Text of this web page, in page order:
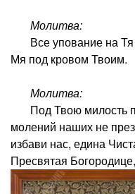
Молитва:
Все упование на Тя
Мя под кровом Твоим.
Молитва:
Под Твою милость
молений наших не
избави нас, едина
Пресвятая